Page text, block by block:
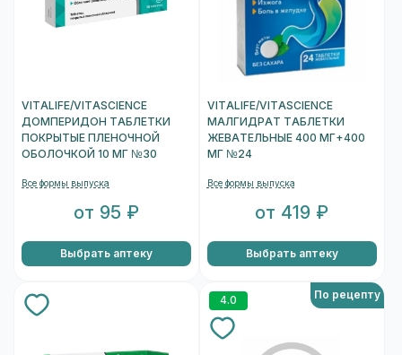
VITALIFE/VITASCIENCE
ДОМПЕРИДОН ТАБЛЕТКИ
ПОКРЫТЫЕ ПЛЕНОЧНОЙ
ОБОЛОЧКОЙ 10 МГ №30
Все формы выпуска
от 95 ₽
Выбрать аптеку
VITALIFE/VITASCIENCE
МАЛГИДРАТ ТАБЛЕТКИ
ЖЕВАТЕЛЬНЫЕ 400 МГ+400
МГ №24
Все формы выпуска
от 419 ₽
Выбрать аптеку
4.0 По рецепту